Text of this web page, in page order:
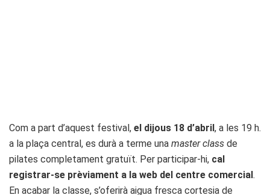
Com a part d’aquest festival, el dijous 18 d’abril, a les 19 h.
a la plaça central, es durà a terme una master class de
pilates completament gratuït. Per participar-hi, cal
registrar-se prèviament a la web del centre comercial.
En acabar la classe, s’oferirà aigua fresca cortesia de